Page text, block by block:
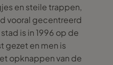
en steile trappen,
vooral gecentreerd
is in 1996 op de
gezet en men is
opknappen van de